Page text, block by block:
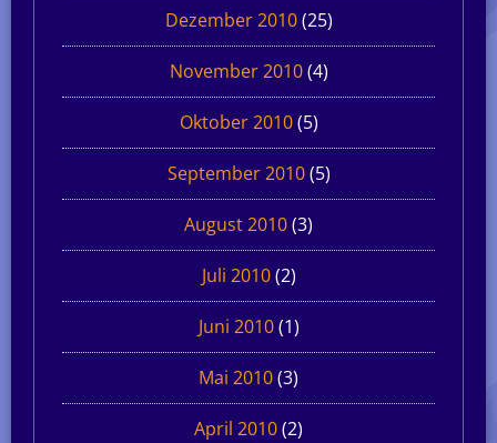
Dezember 2010(25)
November 2010(4)
Oktober 2010(5)
September 2010(5)
August 2010(3)
Juli 2010(2)
Juni 2010(1)
Mai 2010(3)
April 2010(2)